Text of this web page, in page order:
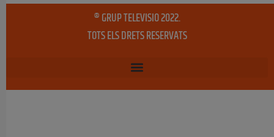
® GRUP TELEVISIO 2022.
TOTS ELS DRETS RESERVATS